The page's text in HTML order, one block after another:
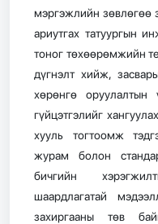
мэргэжлийн зөвлөгөө
ариутгах татуургын
тоног төхөөрөмжийн
дүгнэлт хийж,
хөрөнгө оруулалтын
гүйцэтгэлийг
хууль тогтоомж
журам болон
бичгийн
шаардлагатай
захиргааны төв